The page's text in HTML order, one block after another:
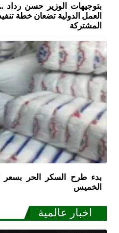
بتوجيهات الوزير حسن رداد
العمل الدولية تضعان خطة
المشتركة
الخميس
اخبار عالمية